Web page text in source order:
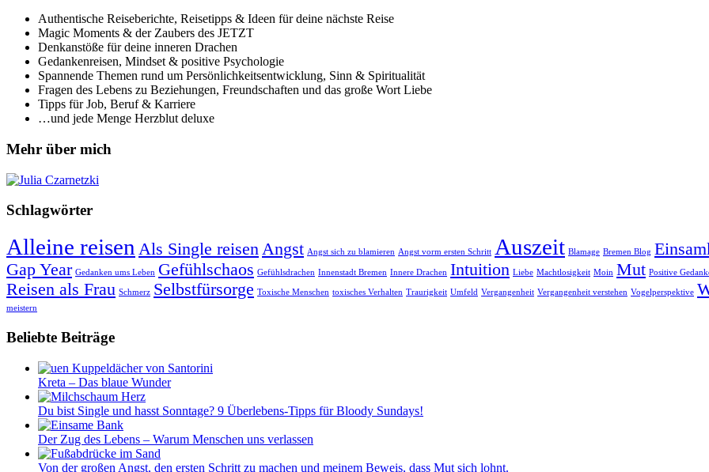
Authentische Reiseberichte, Reisetipps & Ideen für deine nächste Reise
Magic Moments & der Zaubers des JETZT
Denkanstöße für deine inneren Drachen
Gedankenreisen, Mindset & positive Psychologie
Spannende Themen rund um Persönlichkeitsentwicklung, Sinn & Spiritualität
Fragen des Lebens zu Beziehungen, Freundschaften und das große Wort Liebe
Tipps für Job, Beruf & Karriere
…und jede Menge Herzblut deluxe
Mehr über mich
Schlagwörter
Alleine reisen Als Single reisenAngst Angst sich zu blamieren Angst vorm ersten Schritt Auszeit Blamage Bremen Blog
Gap Year Gedanken ums Leben Gefühlschaos Gefühlsdrachen Innenstadt Bremen Innere Drachen Intuition Liebe Machtlosigkeit Moin Mut Positive
Reisen als Frau Schmerz Selbstfürsorge Toxische Menschen toxisches Verhalten Traurigkeit Umfeld Vergangenheit Vergangenheit verstehen Vogelperspektive
meistern
Beliebte Beiträge
Kreta – Das blaue Wunder
Du bist Single und hasst Sonntage? 9 Überlebens-Tipps für Bloody Sundays!
Der Zug des Lebens – Warum Menschen uns verlassen
Von der großen Angst, den ersten Schritt zu machen und meinem Beweis, dass Mut sich lohnt.